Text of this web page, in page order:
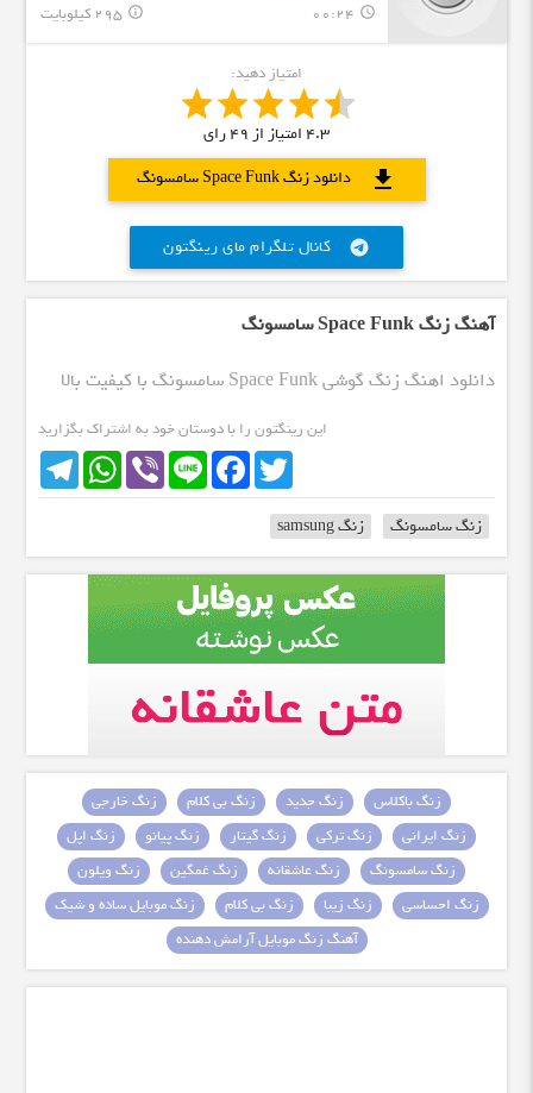
query_builder
00:24 295 کیلوبایت info_outline
امتیاز دهید:
4.3 امتیاز از49رای
دانلود زنگ Space Funk سامسونگ
download
کانال تلگرام مای رینگتون telegram
آهنگ زنگ Space Funk سامسونگ
دانلود اهنگ زنگ گوشی Space Funk سامسونگ با کیفیت بالا
این رینگتون را با دوستان خود به اشتراک بگزارید
TelegramWhatsApp Viber Line
FacebookTwitter
زنگ سامسونگ زنگ samsung
زنگ باکلاس زنگ جدید زنگ بی کلام
زنگ خارجی
زنگ ایرانی
زنگ ترکی زنگ گیتار زنگ پیانو
زنگ اپل
زنگ سامسونگ
زنگ عاشقانه زنگ غمگین
زنگ ویلون
زنگ احساسی
زنگ زیبا زنگ بی کلام
زنگ موبایل ساده و شیک
آهنگ زنگ موبایل آرامش دهنده